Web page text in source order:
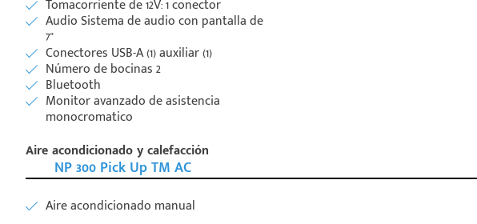
Tomacorriente de 12V: 1 conector
Audio Sistema de audio con pantalla de
7"
Conectores USB-A (1) auxiliar (1)
Número de bocinas 2
Bluetooth
Monitor avanzado de asistencia
monocromatico
Aire acondicionado y calefacción
NP 300 Pick Up TM AC
Aire acondicionado manual